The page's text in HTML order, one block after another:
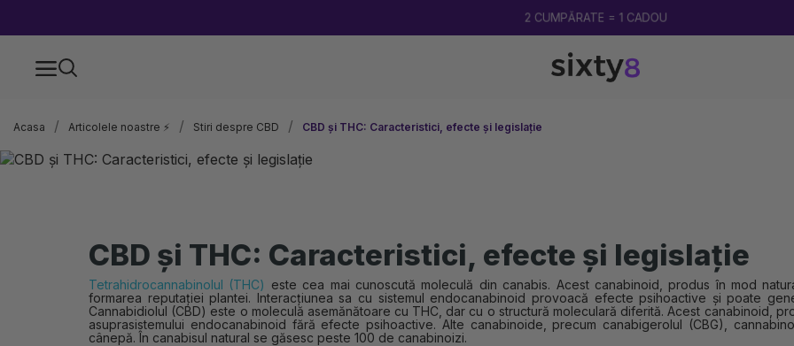
2 CUMPĂRATE = 1 CADOU
Acasa Articolele noastre ⚡ Stiri despre CBD CBD și THC: Caracteristici, efecte și legislație
CBD și THC: Caracteristici, efecte și legislație
Tetrahidrocannabinolul (THC) este cea mai cunoscută moleculă din canabis. Acest canabinoid, produs în mod
formarea reputației plantei. Interacțiunea sa cu sistemul endocanabinoid provoacă efecte psihoactive și poate
Cannabidiolul (CBD) este o moleculă asemănătoare cu THC, dar cu o structură moleculară diferită. Acest canabinoid,
asuprasistemului endocanabinoid fără efecte psihoactive. Alte canabinoide, precum canabigerolul (CBG),
cânepă. În canabisul natural se găsesc peste 100 de canabinoizi.